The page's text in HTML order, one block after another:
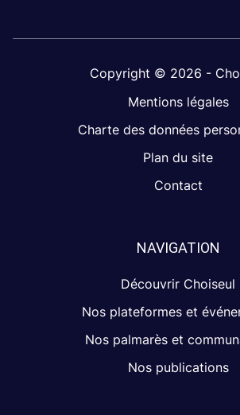
Copyright © 2026 -
Mentions légales
Charte des données
Plan du site
Contact
NAVIGATION
Découvrir Choiseul
Nos plateformes et
Nos palmarès et
Nos publications